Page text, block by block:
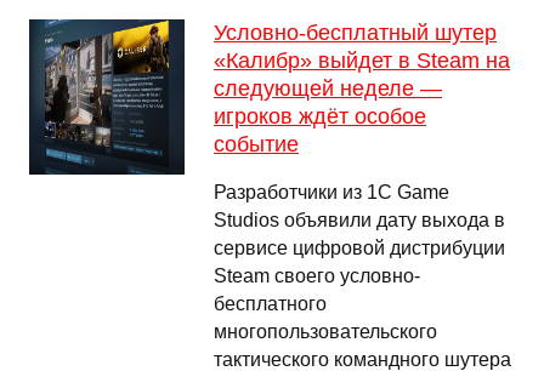
Условно-бесплатный шутер
«Калибр» выйдет в Steam на
следующей неделе —
игроков ждёт особое
событие
Разработчики из 1С Game
Studios объявили дату выхода в
сервисе цифровой дистрибуции
Steam своего условно-
бесплатного
многопользовательского
тактического командного шутера